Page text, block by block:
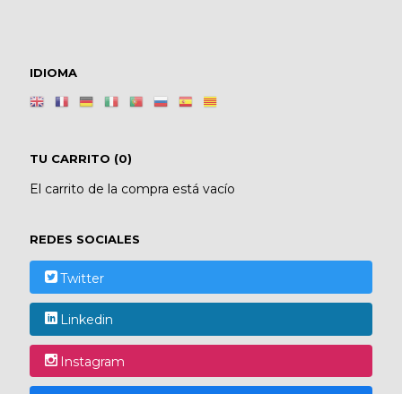
IDIOMA
TU CARRITO (0)
El carrito de la compra está vacío
REDES SOCIALES
Twitter
Linkedin
Instagram